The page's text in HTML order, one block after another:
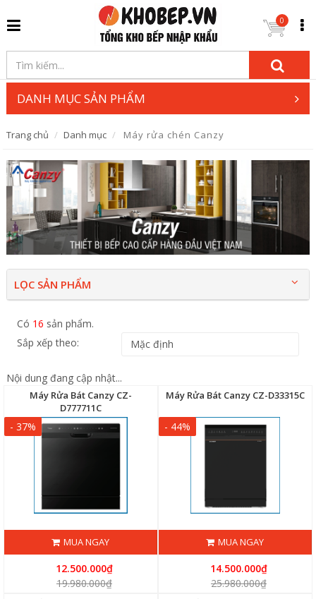
0
DANH MỤC SẢN PHẨM
Trang chủ Danh mục Máy rửa chén Canzy
LỌC SẢN PHẨM
Có 16 sản phẩm.
Sắp xếp theo:
Nội dung đang cập nhật...
Máy Rửa Bát Canzy CZ-
D777711C
- 37%
MUA NGAY
12.500.000₫
19.980.000₫
Máy Rửa Bát Canzy CZ-D33315C
- 44%
MUA NGAY
14.500.000₫
25.980.000₫